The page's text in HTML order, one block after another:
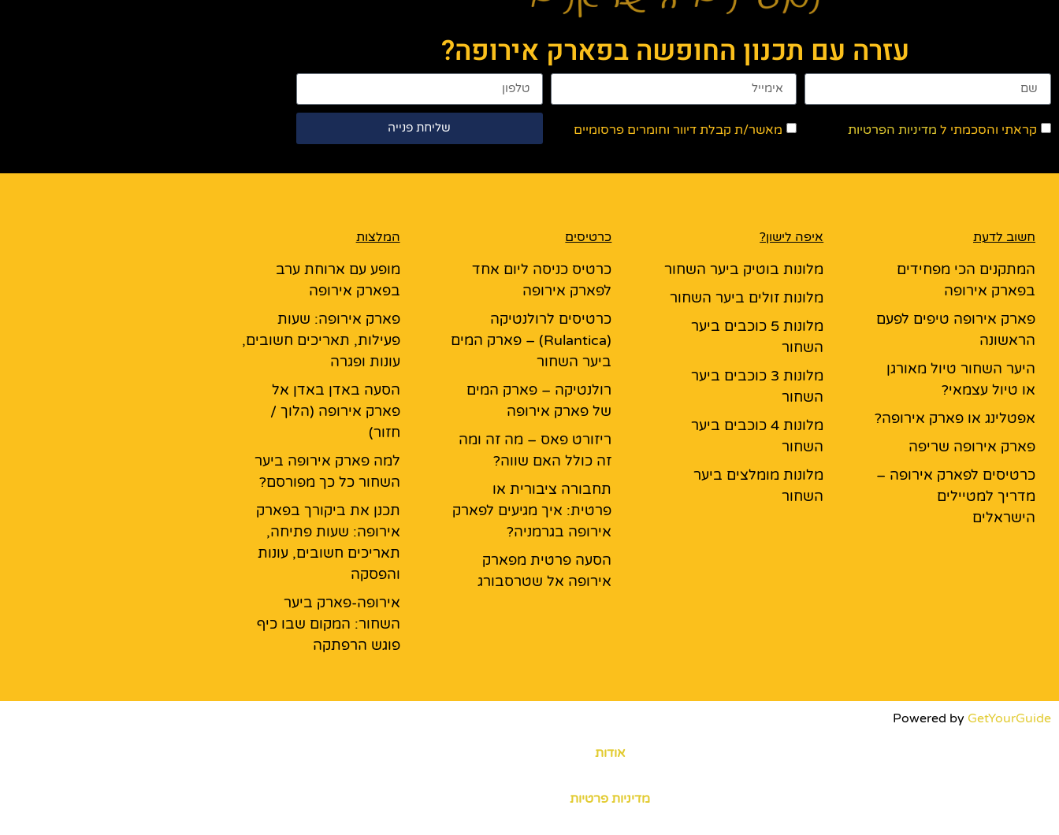
עזרה עם תכנון החופשה בפארק אירופה?
קראתי והסכמתי ל מדיניות הפרטיות מאשר/ת קבלת דיוור וחומרים פרסומיים שליחת פנייה
חשוב לדעת
המתקנים הכי מפחידים
בפארק אירופה
פארק אירופה טיפים לפעם
הראשונה
היער השחור טיול מאורגן
או טיול עצמאי?
אפטלינג או פארק אירופה?
פארק אירופה שריפה
כרטיסים לפארק אירופה –
מדריך למטיילים
הישראלים
איפה לישון?
מלונות בוטיק ביער השחור
מלונות זולים ביער השחור
מלונות 5 כוכבים ביער
השחור
מלונות 3 כוכבים ביער
השחור
מלונות 4 כוכבים ביער
השחור
מלונות מומלצים ביער
השחור
כרטיסים
כרטיס כניסה ליום אחד
לפארק אירופה
כרטיסים לרולנטיקה
(Rulantica) – פארק המים
ביער השחור
רולנטיקה – פארק המים
של פארק אירופה
ריזורט פאס – מה זה ומה
זה כולל האם שווה?
תחבורה ציבורית או
פרטית: איך מגיעים לפארק
אירופה בגרמניה?
הסעה פרטית מפארק
אירופה אל שטרסבורג
המלצות
מופע עם ארוחת ערב
בפארק אירופה
פארק אירופה: שעות
פעילות, תאריכים חשובים,
עונות ופגרה
הסעה באדן באדן אל
פארק אירופה (הלוך /
חזור)
למה פארק אירופה ביער
השחור כל כך מפורסם?
תכנן את ביקורך בפארק
אירופה: שעות פתיחה,
תאריכים חשובים, עונות
והפסקה
אירופה-פארק ביער
השחור: המקום שבו כיף
פוגש הרפתקה
Powered by GetYourGuide
אודות
מדיניות פרטיות